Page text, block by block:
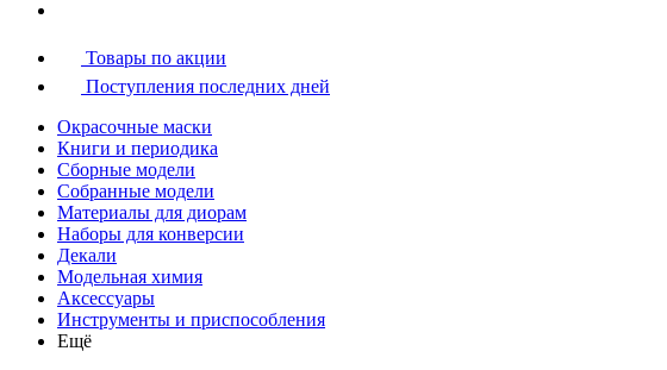
Товары по акции
Поступления последних дней
Окрасочные маски
Книги и периодика
Сборные модели
Собранные модели
Материалы для диорам
Наборы для конверсии
Декали
Модельная химия
Аксессуары
Инструменты и приспособления
Ещё